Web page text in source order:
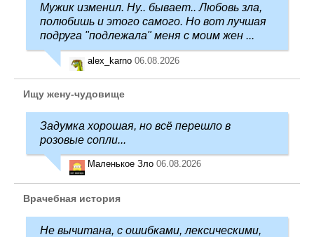
Мужик изменил. Ну.. бывает.. Любовь зла,
полюбишь и этого самого. Но вот лучшая
подруга "подлежала" меня с моим жен ...
alex_karno 06.08.2026
Ищу жену-чудовище
Задумка хорошая, но всё перешло в
розовые сопли...
Маленькое Зло 06.08.2026
Врачебная история
Не вычитана, с ошибками, лексическими,